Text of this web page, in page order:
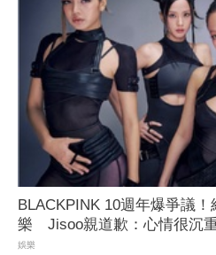
BLACKPINK 10週年爆爭議
樂 Jisoo親道歉：心情很沉
娛樂